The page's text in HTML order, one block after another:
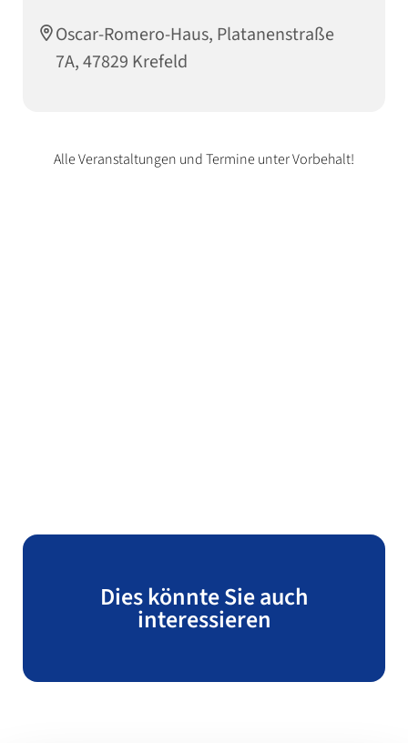
Oscar-Romero-Haus, Platanenstraße
7A, 47829 Krefeld
Alle Veranstaltungen und Termine unter Vorbehalt!
Dies könnte Sie auch
interessieren